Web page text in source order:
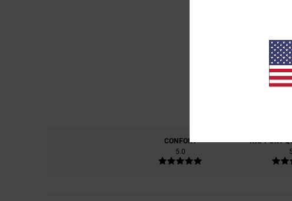
CONFORT
5.0
RAPPORT